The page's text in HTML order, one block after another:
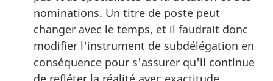
nominations. Un titre de poste peut
changer avec le temps, et il faudrait donc
modifier l'instrument de subdélégation en
conséquence pour s'assurer qu'il continue